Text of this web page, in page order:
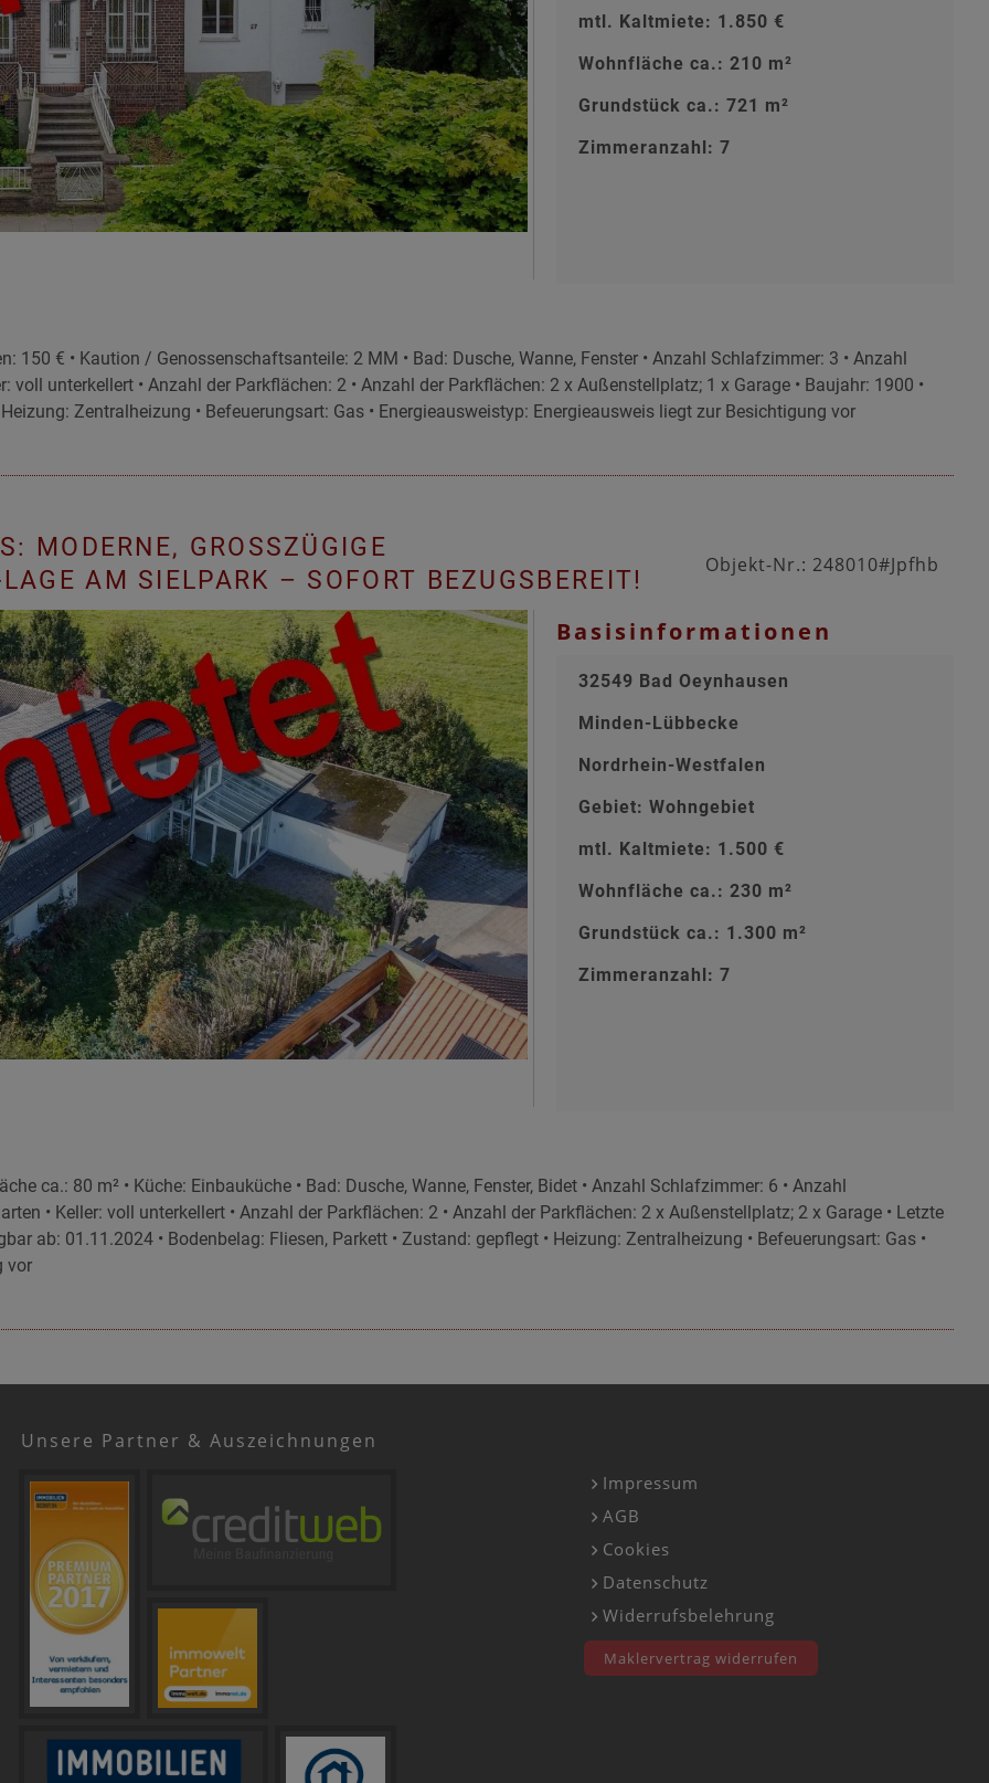
mtl. Kaltmiete: 1.850 €
Wohnfläche ca.: 210 m²
Grundstück ca.: 721 m²
Zimmeranzahl: 7
150 € • Kaution / Genossenschaftsanteile: 2 MM • Bad: Dusche, Wanne, Fenster • Anzahl Schlafzimmer: 3 • Anzahl
voll unterkellert • Anzahl der Parkflächen: 2 • Anzahl der Parkflächen: 2 x Außenstellplatz; 1 x Garage • Baujahr: 1900 •
Zentralheizung • Befeuerungsart: Gas • Energieausweistyp: Energieausweis liegt zur Besichtigung vor
GROSSZÜGIGE E
AM SIELPARK – SOFORT BEZUGSBEREIT!
Objekt-Nr.: 248010#Jpfhb
Basisinformationen
32549 Bad Oeynhausen
Minden-Lübbecke
Nordrhein-Westfalen
Gebiet: Wohngebiet
mtl. Kaltmiete: 1.500 €
Wohnfläche ca.: 230 m²
Grundstück ca.: 1.300 m²
Zimmeranzahl: 7
ca.: 80 m² • Küche: Einbauküche • Bad: Dusche, Wanne, Fenster, Bidet • Anzahl Schlafzimmer: 6 • Anzahl
• Keller: voll unterkellert • Anzahl der Parkflächen: 2 • Anzahl der Parkflächen: 2 x Außenstellplatz; 2 x Garage • Letzte
ab: 01.11.2024 • Bodenbelag: Fliesen, Parkett • Zustand: gepflegt • Heizung: Zentralheizung • Befeuerungsart: Gas •
vor
Unsere Partner & Auszeichnungen
Impressum
AGB
Cookies
Datenschutz
Widerrufsbelehrung
Maklervertrag widerrufen